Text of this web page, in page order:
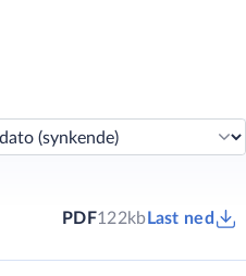
PDF122kb Last ned